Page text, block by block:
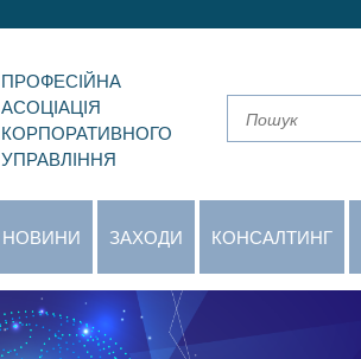
ПРОФЕСІЙНА
АСОЦІАЦІЯ
КОРПОРАТИВНОГО
УПРАВЛІННЯ
НОВИНИ ЗАХОДИ КОНСАЛТИНГ